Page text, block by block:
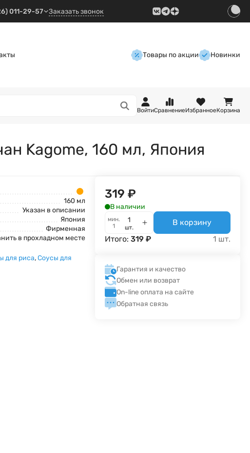
011-29-57 Заказать звонок
Товары по акции Новинки
ВойтиСравнениеИзбранноеКорзина
Kagome, 160 мл, Япония
160 мл
Указан в описании
Япония
Фирменная
в прохладном месте
для риса,Соусы для
319 ₽
В наличии
мин.
1
шт.
В корзину
Итого:319 ₽ 1 шт.
Гарантия и качество
Обмен или возврат
On-line оплата на сайте
Обратная связь